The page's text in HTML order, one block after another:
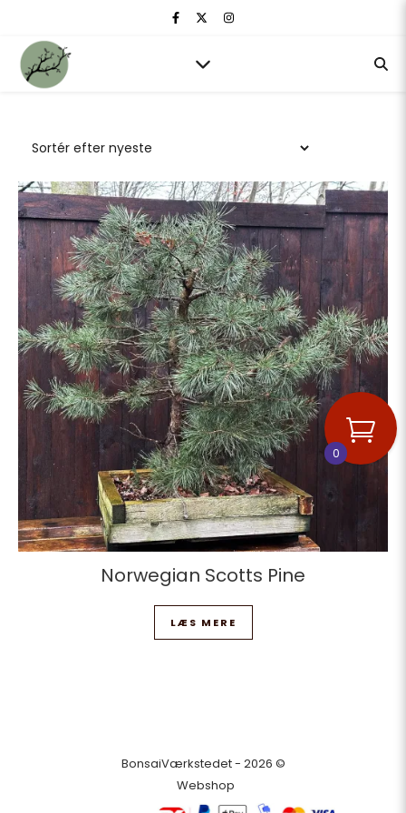
Norwegian Scotts Pine
LÆS MERE
BonsaiVærkstedet - 2026 ©
Webshop
0